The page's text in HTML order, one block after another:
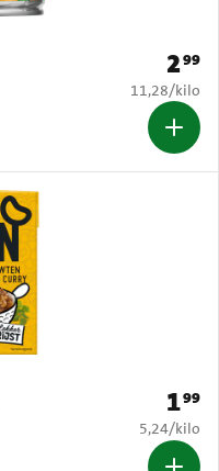
Prijs:
299
€ 11,28 per
11,28/kilo
Prijs:
199
€ 5,24 per
5,24/kilo